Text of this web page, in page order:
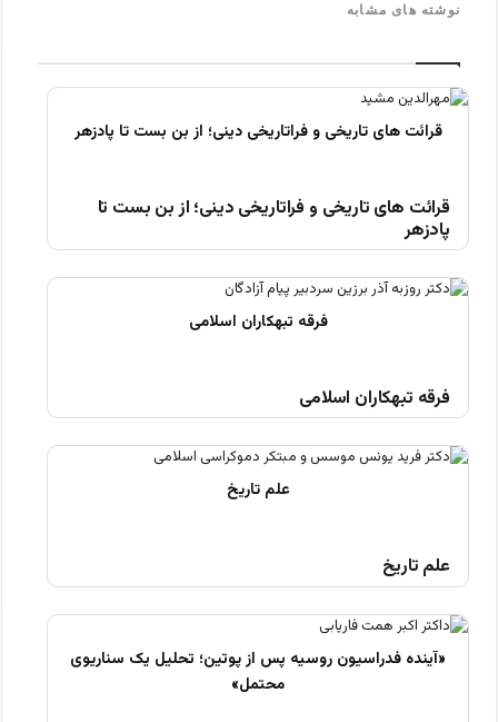
نوشته های مشابه
قرائت های تاریخی و فراتاریخی دینی؛ از بن بست تا
پادزهر
فرقه تبهکاران اسلامی
علم تاریخ